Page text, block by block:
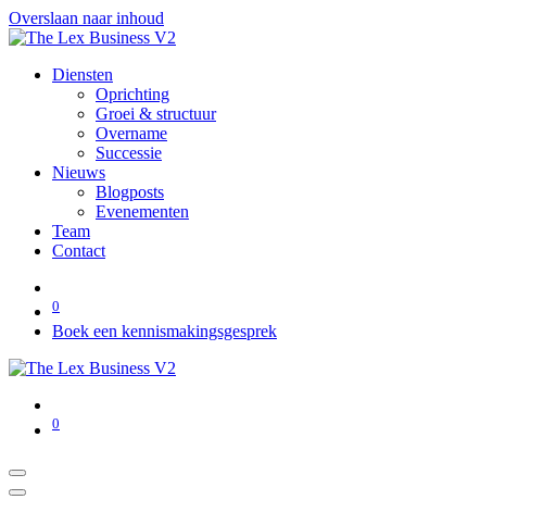
Overslaan naar inhoud
Diensten
Oprichting
Groei & structuur
Overname
Successie
Nieuws
Blogposts
Evenementen
Team
Contact
0
Boek een kennismakingsgesprek
0